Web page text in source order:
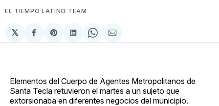
EL TIEMPO LATINO TEAM
𝕏
Compartir
en
Share
on
Compartir
en
Share
on
Compartir
via
Elementos del Cuerpo de Agentes Metropolitanos de
Santa Tecla retuvieron el martes a un sujeto que
extorsionaba en diferentes negocios del municipio.